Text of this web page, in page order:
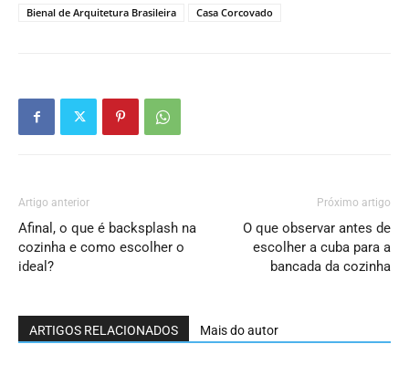
Bienal de Arquitetura Brasileira
Casa Corcovado
Artigo anterior
Afinal, o que é backsplash na
cozinha e como escolher o
ideal?
Próximo artigo
O que observar antes de
escolher a cuba para a
bancada da cozinha
ARTIGOS RELACIONADOS Mais do autor